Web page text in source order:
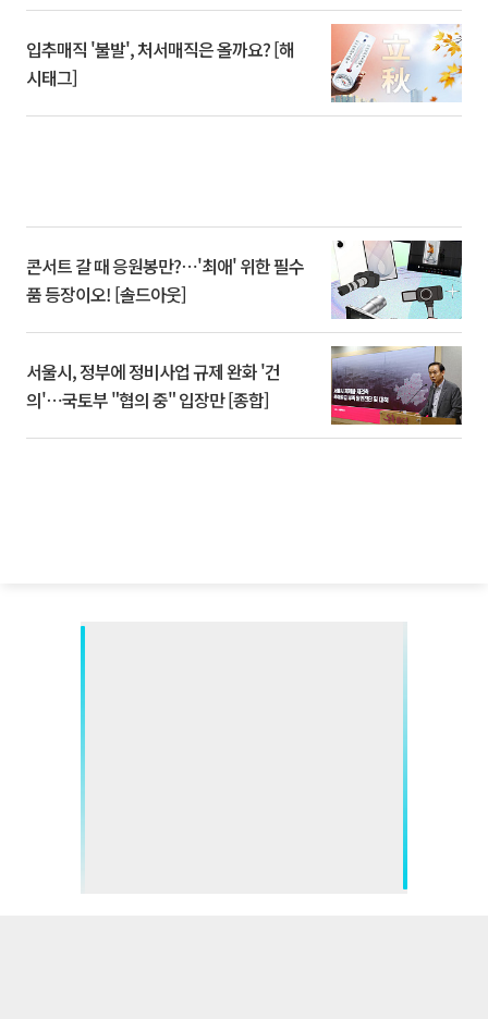
입추매직 '불발', 처서매직은 올까요? [해
시태그]
콘서트 갈 때 응원봉만?⋯'최애' 위한 필수
품 등장이오! [솔드아웃]
서울시, 정부에 정비사업 규제 완화 '건
의'⋯국토부 "협의 중" 입장만 [종합]